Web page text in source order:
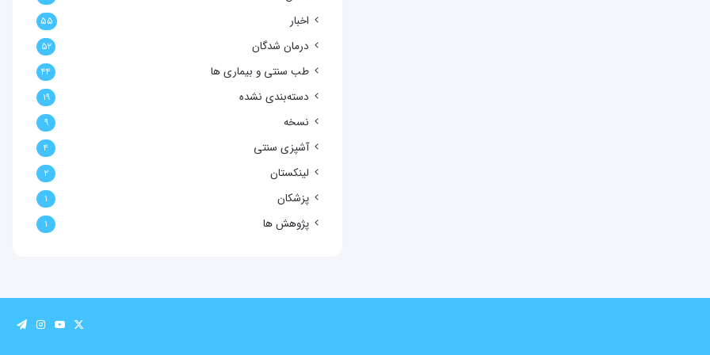
اخبار ۵۵
درمان شدگان ۵۲
طب سنتی و بیماری ها ۴۴
دسته‌بندی نشده ۱۹
نسخه ۹
آشپزی سنتی ۴
لینکستان ۲
پزشکان ۱
پژوهش ها ۱
یوتیوب